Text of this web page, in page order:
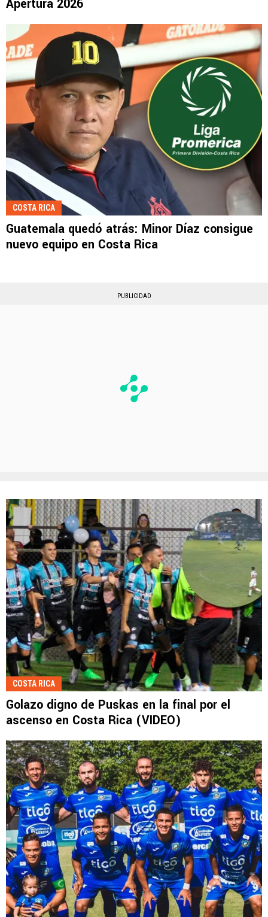
Apertura 2026
COSTA RICA
Guatemala quedó atrás: Minor Díaz consigue
nuevo equipo en Costa Rica
PUBLICIDAD
COSTA RICA
Golazo digno de Puskas en la final por el
ascenso en Costa Rica (VIDEO)